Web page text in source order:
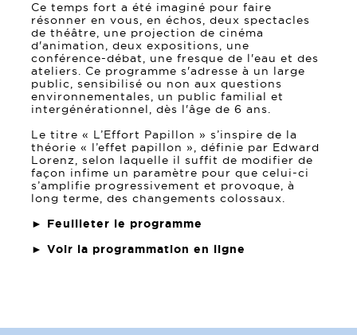
Ce temps fort a été imaginé pour faire
résonner en vous, en échos, deux spectacles
de théâtre, une projection de cinéma
d'animation, deux expositions, une
conférence-débat, une fresque de l'eau et des
ateliers. Ce programme s'adresse à un large
public, sensibilisé ou non aux questions
environnementales, un public familial et
intergénérationnel, dès l'âge de 6 ans.
Le titre « L’Effort Papillon » s’inspire de la
théorie « l’effet papillon », définie par Edward
Lorenz, selon laquelle il suffit de modifier de
façon infime un paramètre pour que celui-ci
s’amplifie progressivement et provoque, à
long terme, des changements colossaux.
►
Feuilleter le programme
► Voir la programmation en ligne